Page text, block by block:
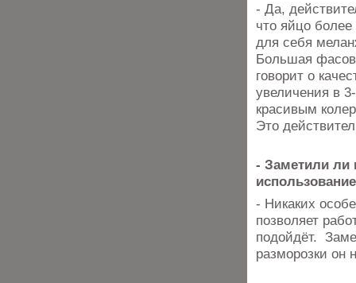
- Да,
что яйцо
для себя
Большая
говорит о
увеличения в
красивым
Это
- Заметили ли
- Никаких
позволяет
подойдёт.
разморозки он